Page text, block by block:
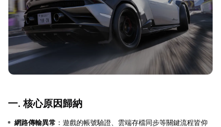
一. 核心原因歸納
網路傳輸異常 ：遊戲的帳號驗證、雲端存檔同步等關鍵流程皆仰